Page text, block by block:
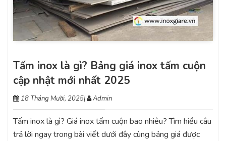
Tấm inox là gì? Bảng giá inox tấm cuộn
cập nhật mới nhất 2025
18 Tháng Mười, 2025| Admin
Tấm inox là gì? Giá inox tấm cuộn bao nhiêu? Tìm hiểu câu
trả lời ngay trong bài viết dưới đây cùng bảng giá được